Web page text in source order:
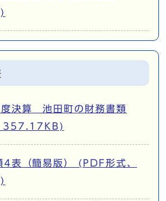
決算 池田町の財務書類
357.17KB)
4表（簡易版） (PDF形式、